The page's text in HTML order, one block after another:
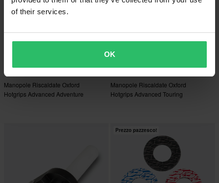
of their services.
OK
€99,99
Manopole Riscaldate Oxford
Hotgrips Advanced Adventure
Manopole Riscaldate Oxford
Hotgrips Advanced Touring
Prezzo pazzesco!